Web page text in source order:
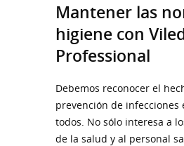
Mantener las
higiene con
Professional
Debemos reconocer el
prevención de infecciones
todos. No sólo interesa a
de la salud y al personal